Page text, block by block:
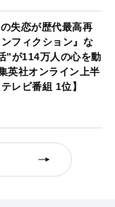
失恋が歴代最高再
フィクション』な
”が114万人の心を動
英社オンライン上半
レビ番組 1位】